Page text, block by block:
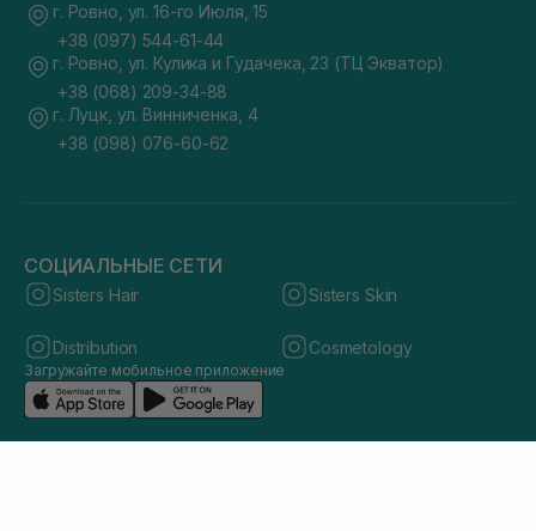
г. Ровно, ул. 16-го Июля, 15
+38 (097) 544-61-44
г. Ровно, ул. Кулика и Гудачека, 23 (ТЦ Экватор)
+38 (068) 209-34-88
г. Луцк, ул. Винниченка, 4
+38 (098) 076-60-62
СОЦИАЛЬНЫЕ СЕТИ
Sisters Hair Sisters Skin
Distribution Cosmetology
Загружайте мобильное приложение